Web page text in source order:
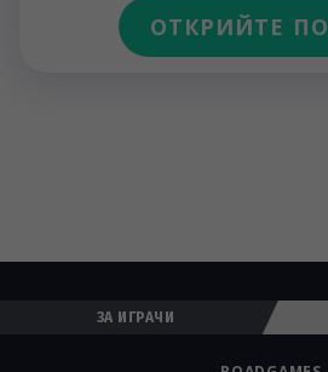
ОТКРИЙТЕ
ЗА ИГРАЧИ